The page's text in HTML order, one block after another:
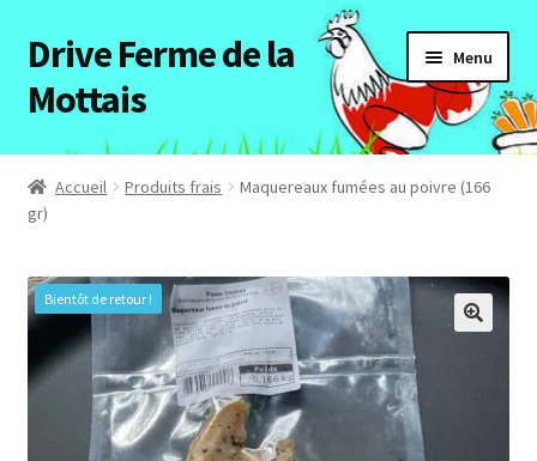
Aller
à
la
navigation
Aller
au
contenu
Drive Ferme de la
Mottais
Menu
Accueil
menu
enfant
Notre ferme
Mon compte
Accueil Produits frais
Maquereaux fumées au poivre (166
gr)
Bientôt de retour !